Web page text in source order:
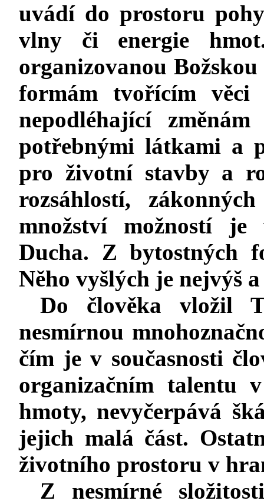
uvádí do prostoru
vlny či energie
organizovanou
formám tvořícím
nepodléhající
potřebnými látkami a
pro životní stavby a
rozsáhlostí,
množství možností
Ducha. Z bytostných
Něho vyšlých je nejvýš
Do člověka vložil
nesmírnou
čím je v současnosti
organizačním talentu
hmoty, nevyčerpává
jejich malá část.
životního prostoru v
Z nesmírné